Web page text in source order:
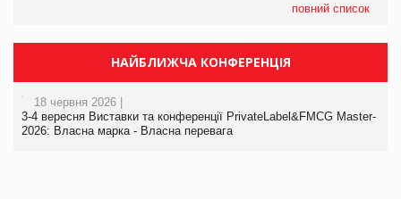
повний список
НАЙБЛИЖЧА КОНФЕРЕНЦІЯ
18 червня 2026 |
3-4 вересня Виставки та конференції PrivateLabel&FMCG Master-
2026: Власна марка - Власна перевага